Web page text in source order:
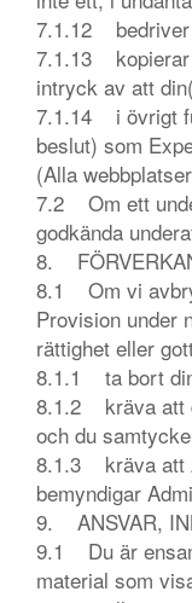
7.1.12 bedriver
7.1.13 kopierar
intryck av att
7.1.14 i övrigt
beslut) som
(Alla
7.2 Om ett
godkända
8.
8.1 Om vi
Provision under
rättighet eller
8.1.1 ta bort
8.1.2 kräva att
och du
8.1.3 kräva att
bemyndigar
9. ANSVAR,
9.1 Du är
material som